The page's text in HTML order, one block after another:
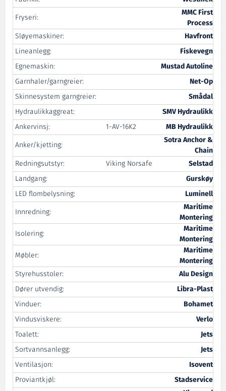
Fryseri:
MMC First
Process
Sløyemaskiner:
Havfront
Lineanlegg:
Fiskevegn
Egnemaskin:
Mustad Autoline
Garnhaler/garngreier:
Net-Op
Skinnesystem garngreier:
Smådal
Hydraulikkaggreat:
SMV Hydraulikk
Ankervinsj:
1-AV-16K2
MB Hydraulikk
Anker/kjetting:
Sotra Anchor &
Chain
Redningsutstyr:
Viking Norsafe
Selstad
Landgang:
Gurskøy
LED flombelysning:
Luminell
Innredning:
Maritime
Montering
Isolering:
Maritime
Montering
Møbler:
Maritime
Montering
Styrehusstoler:
Alu Design
Dører utvendig:
Libra-Plast
Vinduer:
Bohamet
Vindusviskere:
Verlo
Toalett:
Jets
Sortvannsanlegg:
Jets
Ventilasjon:
Isovent
Proviantkjøl:
Stadservice